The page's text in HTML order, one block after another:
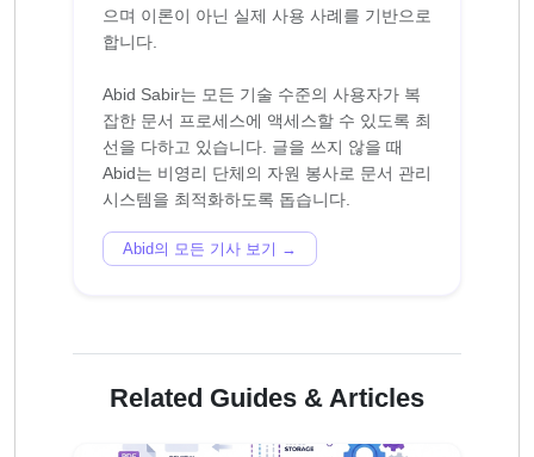
으며 이론이 아닌 실제 사용 사례를 기반으로
합니다.
Abid Sabir는 모든 기술 수준의 사용자가 복
잡한 문서 프로세스에 액세스할 수 있도록 최
선을 다하고 있습니다. 글을 쓰지 않을 때
Abid는 비영리 단체의 자원 봉사로 문서 관리
Abid의 모든 기사 보기 →
Related Guides & Articles